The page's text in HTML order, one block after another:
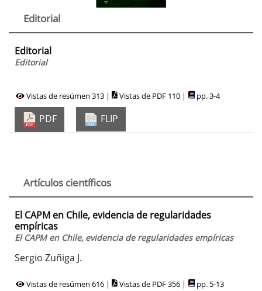
Editorial
Editorial
Editorial
Vistas de resúmen 313 | Vistas de PDF 110 | pp. 3-4
PDF FLIP
Artículos científicos
El CAPM en Chile, evidencia de regularidades
empíricas
El CAPM en Chile, evidencia de regularidades empíricas
Sergio Zuñiga J.
Vistas de resúmen 616 | Vistas de PDF 356 | pp. 5-13